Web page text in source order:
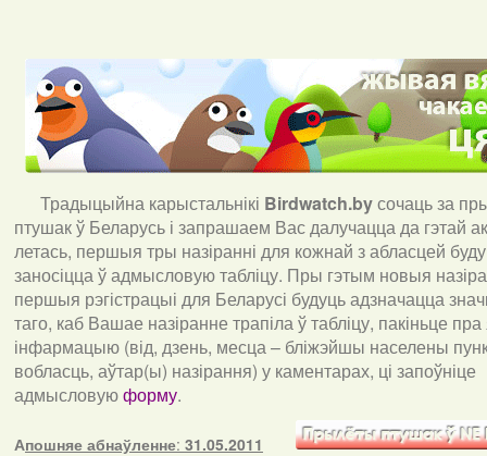
Традыцыйна карыстальнікі Birdwatch.byсочаць за
птушак ў Беларусь і запрашаем Вас далучацца да гэтай
летась, першыя тры назіранні для кожнай з абласцей
заносіцца ў адмысловую табліцу. Пры гэтым новыя
першыя рэгістрацыі для Беларусі будуць адзначацца
таго, каб Вашае назіранне трапіла ў табліцу, пакіньце пра
інфармацыю (від, дзень, месца – бліжэйшы населены
вобласць, аўтар(ы) назірання) у каментарах, ці запоўніце
адмысловуюформу.
Апошняе абнаўленне: 31.05.2011